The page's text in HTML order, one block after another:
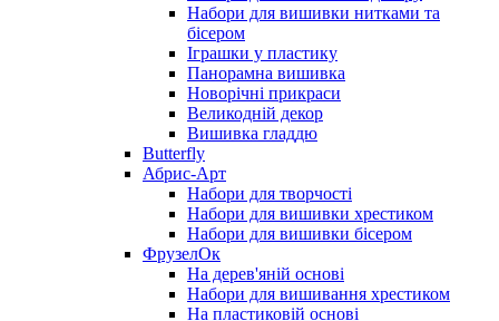
Набори для вишивки нитками та
бісером
Іграшки у пластику
Панорамна вишивка
Новорічні прикраси
Великодній декор
Вишивка гладдю
Butterfly
Абрис-Арт
Набори для творчості
Набори для вишивки хрестиком
Набори для вишивки бісером
ФрузелОк
На дерев'яній основі
Набори для вишивання хрестиком
На пластиковій основі